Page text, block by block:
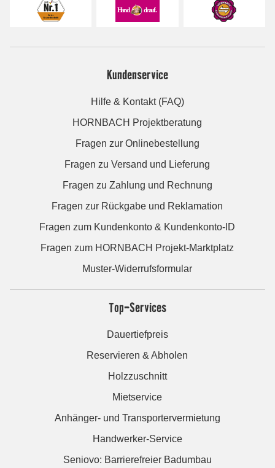
Kundenservice
Hilfe & Kontakt (FAQ)
HORNBACH Projektberatung
Fragen zur Onlinebestellung
Fragen zu Versand und Lieferung
Fragen zu Zahlung und Rechnung
Fragen zur Rückgabe und Reklamation
Fragen zum Kundenkonto & Kundenkonto-ID
Fragen zum HORNBACH Projekt-Marktplatz
Muster-Widerrufsformular
Top-Services
Dauertiefpreis
Reservieren & Abholen
Holzzuschnitt
Mietservice
Anhänger- und Transportervermietung
Handwerker-Service
Seniovo: Barrierefreier Badumbau